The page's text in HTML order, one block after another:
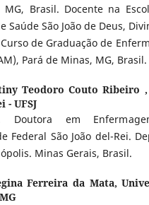
MG, Brasil. Docente na
Saúde São João de Deus,
de Graduação de
Pará de Minas, MG, Brasil.
Teodoro Couto Ribeiro ,
- UFSJ
Doutora em
Federal São João del-Rei.
Minas Gerais, Brasil.
Ferreira da Mata,